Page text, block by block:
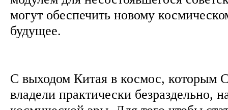
могут обеспечить новому
будущее.
С выходом Китая в космос,
владели практически безраздельно,